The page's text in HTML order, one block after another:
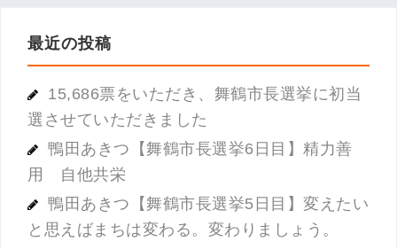
最近の投稿
15,686票をいただき、舞鶴市長選挙に初当
選させていただきました
鴨田あきつ【舞鶴市長選挙6日目】精力善
用 自他共栄
鴨田あきつ【舞鶴市長選挙5日目】変えたい
と思えばまちは変わる。変わりましょう。